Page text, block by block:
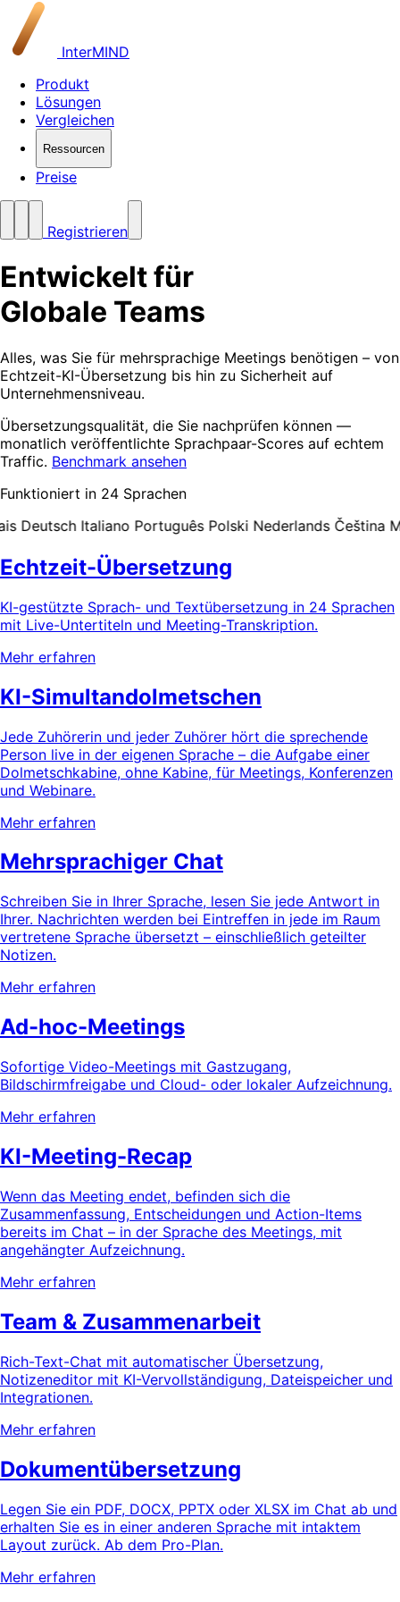
InterMIND
Produkt
Lösungen
Vergleichen
Ressourcen
Preise
Registrieren
Entwickelt für
Globale Teams
Alles, was Sie für mehrsprachige Meetings benötigen – von
Echtzeit-KI-Übersetzung bis hin zu Sicherheit auf
Unternehmensniveau.
Übersetzungsqualität, die Sie nachprüfen können —
monatlich veröffentlichte Sprachpaar-Scores auf echtem
Traffic. Benchmark ansehen
Funktioniert in 24 Sprachen
DeutschItalianoPortuguêsPolskiNederlandsČeština
Echtzeit-Übersetzung
KI-gestützte Sprach- und Textübersetzung in 24 Sprachen
mit Live-Untertiteln und Meeting-Transkription.
Mehr erfahren
KI-Simultandolmetschen
Jede Zuhörerin und jeder Zuhörer hört die sprechende
Person live in der eigenen Sprache – die Aufgabe einer
Dolmetschkabine, ohne Kabine, für Meetings, Konferenzen
und Webinare.
Mehr erfahren
Mehrsprachiger Chat
Schreiben Sie in Ihrer Sprache, lesen Sie jede Antwort in
Ihrer. Nachrichten werden bei Eintreffen in jede im Raum
vertretene Sprache übersetzt – einschließlich geteilter
Notizen.
Mehr erfahren
Ad-hoc-Meetings
Sofortige Video-Meetings mit Gastzugang,
Bildschirmfreigabe und Cloud- oder lokaler Aufzeichnung.
Mehr erfahren
KI-Meeting-Recap
Wenn das Meeting endet, befinden sich die
Zusammenfassung, Entscheidungen und Action-Items
bereits im Chat – in der Sprache des Meetings, mit
angehängter Aufzeichnung.
Mehr erfahren
Team & Zusammenarbeit
Rich-Text-Chat mit automatischer Übersetzung,
Notizeneditor mit KI-Vervollständigung, Dateispeicher und
Integrationen.
Mehr erfahren
Dokumentübersetzung
Legen Sie ein PDF, DOCX, PPTX oder XLSX im Chat ab und
erhalten Sie es in einer anderen Sprache mit intaktem
Layout zurück. Ab dem Pro-Plan.
Mehr erfahren